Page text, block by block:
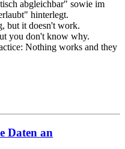
abgleichbar" sowie im
hinterlegt.
but it doesn't work.
you don't know why.
Nothing works and they
Daten an